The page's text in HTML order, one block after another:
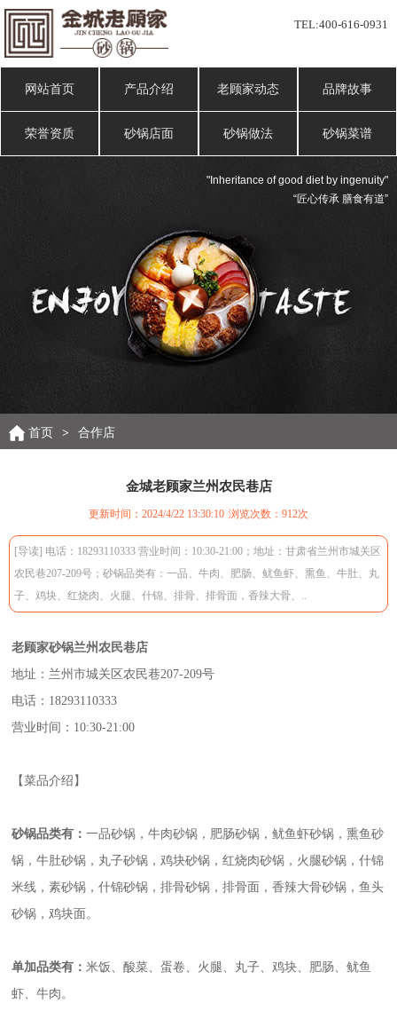
TEL:400-616-0931
网站首页 产品介绍 老顾家动态 品牌故事
荣誉资质 砂锅店面 砂锅做法 砂锅菜谱
"Inheritance of good diet by ingenuity"
“匠心传承 膳食有道”
首页 > 合作店
金城老顾家兰州农民巷店
更新时间：2024/4/22 13:30:10 浏览次数： 912次
[导读] 电话：18293110333 营业时间：10:30-21:00；地址：甘肃省兰州市城关区
农民巷207-209号；砂锅品类有：一品、牛肉、肥肠、鱿鱼虾、熏鱼、牛肚、丸
子、鸡块、红烧肉、火腿、什锦、排骨、排骨面，香辣大骨、..
老顾家砂锅兰州农民巷店
地址：兰州市城关区农民巷207-209号
电话：18293110333
营业时间：10:30-21:00
【菜品介绍】
砂锅品类有：一品砂锅，牛肉砂锅，肥肠砂锅，鱿鱼虾砂锅，熏鱼砂
锅，牛肚砂锅，丸子砂锅，鸡块砂锅，红烧肉砂锅，火腿砂锅，什锦
米线，素砂锅，什锦砂锅，排骨砂锅，排骨面，香辣大骨砂锅，鱼头
砂锅，鸡块面。
单加品类有：米饭、酸菜、蛋卷、火腿、丸子、鸡块、肥肠、鱿鱼
虾、牛肉。